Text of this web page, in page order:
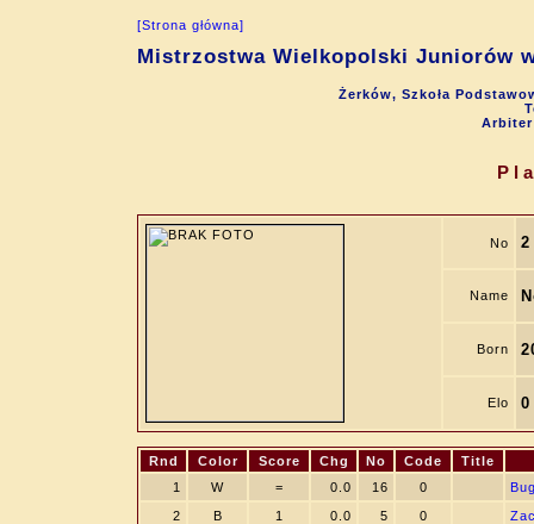
[Strona główna]
Mistrzostwa Wielkopolski Juniorów
Żerków, Szkoła
No 2
Name
Born
Elo 0
Rnd Color Score Chg No Code
Title
1
W = 0.0 16 0
2
B 1 0.0 5 0